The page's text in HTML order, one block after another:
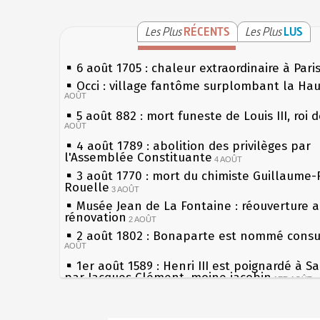
Les PlusRÉCENTS Les PlusLUS
6 août 1705 : chaleur extraordinaire à Paris
Occi : village fantôme surplombant la
AOÛT
5 août 882 : mort funeste de Louis III, roi
AOÛT
4 août 1789 : abolition des privilèges par
l'Assemblée Constituante 4 AOÛT
3 août 1770 : mort du chimiste Guillaume-
Rouelle 3 AOÛT
Musée Jean de La Fontaine : réouverture
rénovation 2 AOÛT
2 août 1802 : Bonaparte est nommé
AOÛT
1er août 1589 : Henri III est poignardé à
par Jacques Clément, moine jacobin 1ER AOÛT